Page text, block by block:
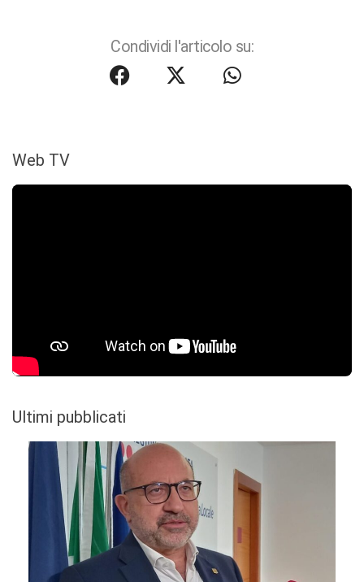
Condividi l'articolo su:
Web TV
Ultimi pubblicati